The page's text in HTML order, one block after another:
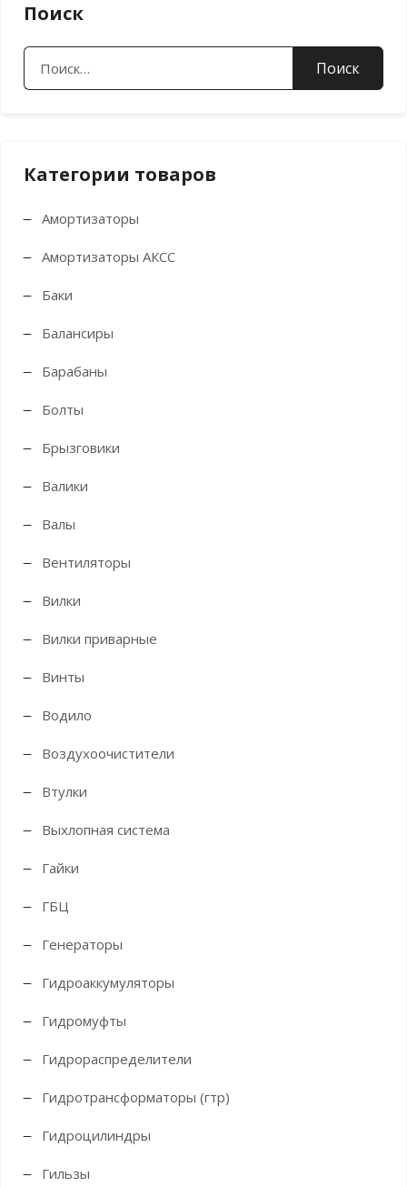
Поиск
Найти:
Категории товаров
Амортизаторы
Амортизаторы АКСС
Баки
Балансиры
Барабаны
Болты
Брызговики
Валики
Валы
Вентиляторы
Вилки
Вилки приварные
Винты
Водило
Воздухоочистители
Втулки
Выхлопная система
Гайки
ГБЦ
Генераторы
Гидроаккумуляторы
Гидромуфты
Гидрораспределители
Гидротрансформаторы (гтр)
Гидроцилиндры
Гильзы